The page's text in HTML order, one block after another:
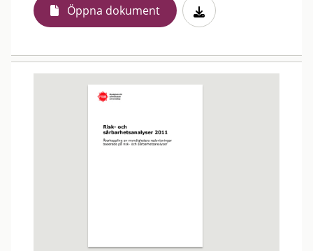
Öppna dokument